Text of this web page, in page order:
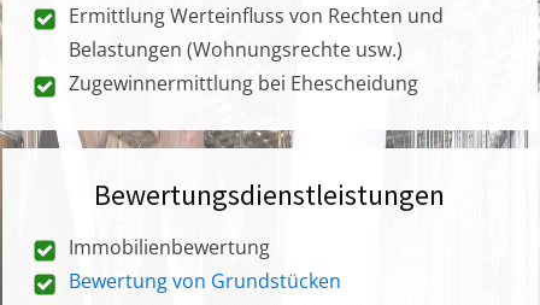
Ermittlung Werteinfluss von Rechten und
Belastungen (Wohnungsrechte usw.)
Zugewinnermittlung bei Ehescheidung
Bewertungsdienstleistungen
Immobilienbewertung
Bewertung von Grundstücken